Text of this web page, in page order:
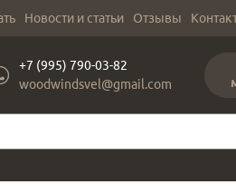
Новости и статьи Отзывы
+7 (995) 790-03-82
woodwindsvel@gmail.com